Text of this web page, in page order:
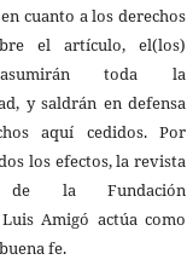
cuanto a los derechos
el artículo, el(los)
toda la
y saldrán en defensa
aquí cedidos. Por
los efectos, la revista
de la Fundación
Amigó actúa como
fe.